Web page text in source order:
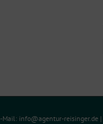
Mail: info@agentur-reisinger.de |